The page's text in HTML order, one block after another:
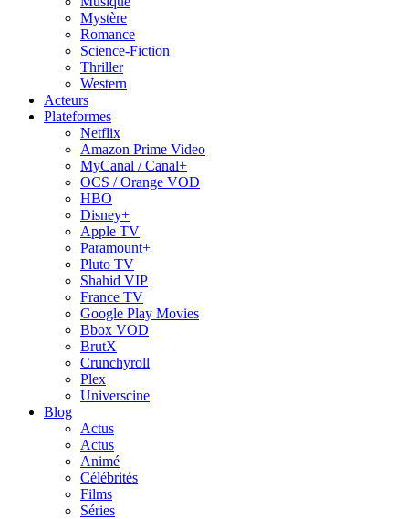
Mystère
Romance
Science-Fiction
Thriller
Western
Acteurs
Plateformes
Netflix
Amazon Prime Video
MyCanal / Canal+
OCS / Orange VOD
HBO
Disney+
Apple TV
Paramount+
Pluto TV
Shahid VIP
France TV
Google Play Movies
Bbox VOD
BrutX
Crunchyroll
Plex
Universcine
Blog
Actus
Actus
Animé
Célébrités
Films
Séries